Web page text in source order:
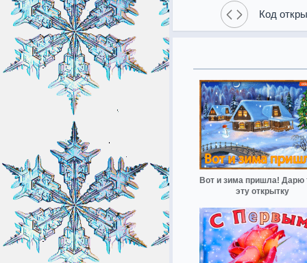
Код
Вот и зима пришла! Дарю
эту открытку